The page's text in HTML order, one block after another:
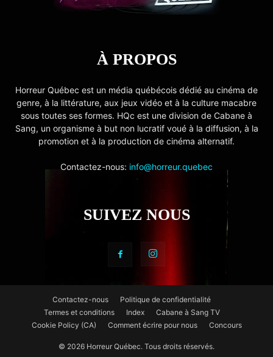
À PROPOS
Horreur Québec est un média québécois dédié au cinéma de
genre, à la littérature, aux jeux vidéo et à la culture macabre
sous toutes ses formes. HQc est une division de Cabane à
Sang, un organisme à but non lucratif voué à la diffusion, à la
promotion et à la production de cinéma alternatif.
Contactez-nous: info@horreur.quebec
SUIVEZ NOUS
Contactez-nous
Politique de confidentialité
Termes et conditions
Index
Cabane à Sang TV
Cookie Policy (CA)
Comment écrire pour nous Concours
© 2026 Horreur Québec. Tous droits réservés.